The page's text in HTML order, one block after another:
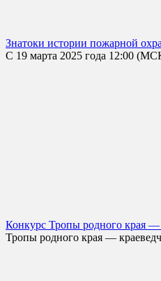
Знатоки истории пожарной
С 19 марта 2025 года 12:00
Конкурс Тропы родного края —
Тропы родного края —